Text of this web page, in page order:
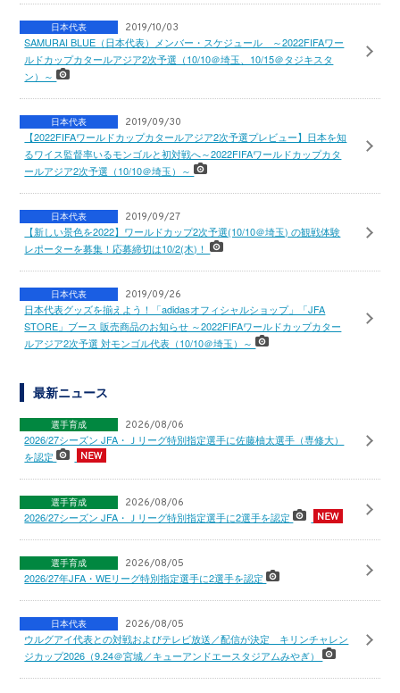
日本代表 2019/10/03
SAMURAI BLUE（日本代表）メンバー・スケジュール ～2022FIFAワー
ルドカップカタールアジア2次予選（10/10＠埼玉、10/15＠タジキスタ
ン）～
日本代表 2019/09/30
【2022FIFAワールドカップカタールアジア2次予選プレビュー】日本を知
るワイス監督率いるモンゴルと初対戦へ～2022FIFAワールドカップカタ
ールアジア2次予選（10/10＠埼玉）～
日本代表 2019/09/27
【新しい景色を2022】ワールドカップ2次予選(10/10＠埼玉) の観戦体験
レポーターを募集！応募締切は10/2(木)！
日本代表 2019/09/26
日本代表グッズを揃えよう！「adidasオフィシャルショップ」「JFA
STORE」ブース 販売商品のお知らせ ～2022FIFAワールドカップカター
ルアジア2次予選 対モンゴル代表（10/10＠埼玉）～
最新ニュース
選手育成 2026/08/06
2026/27シーズン JFA・Ｊリーグ特別指定選手に佐藤柚太選手（専修大）
を認定
選手育成 2026/08/06
2026/27シーズン JFA・Ｊリーグ特別指定選手に2選手を認定
選手育成 2026/08/05
2026/27年JFA・WEリーグ特別指定選手に2選手を認定
日本代表 2026/08/05
ウルグアイ代表との対戦およびテレビ放送／配信が決定 キリンチャレン
ジカップ2026（9.24＠宮城／キューアンドエースタジアムみやぎ）